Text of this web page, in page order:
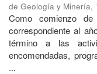
de Geología y Minería,
Como comienzo
correspondiente al
término a las
encomendadas,
...